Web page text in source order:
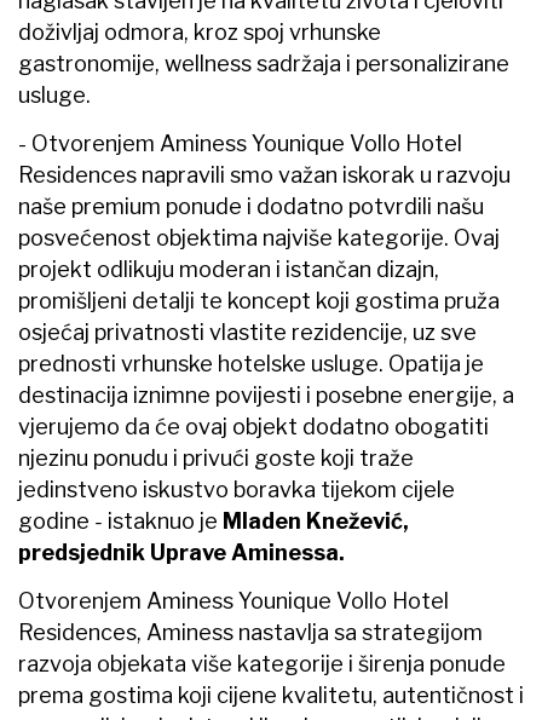
doživljaj odmora, kroz spoj vrhunske
gastronomije, wellness sadržaja i personalizirane
usluge.
- Otvorenjem Aminess Younique Vollo Hotel
Residences napravili smo važan iskorak u razvoju
naše premium ponude i dodatno potvrdili našu
posvećenost objektima najviše kategorije. Ovaj
projekt odlikuju moderan i istančan dizajn,
promišljeni detalji te koncept koji gostima pruža
osjećaj privatnosti vlastite rezidencije, uz sve
prednosti vrhunske hotelske usluge. Opatija je
destinacija iznimne povijesti i posebne energije, a
vjerujemo da će ovaj objekt dodatno obogatiti
njezinu ponudu i privući goste koji traže
jedinstveno iskustvo boravka tijekom cijele
godine - istaknuo je Mladen Knežević,
predsjednik Uprave Aminessa.
Otvorenjem Aminess Younique Vollo Hotel
Residences, Aminess nastavlja sa strategijom
razvoja objekata više kategorije i širenja ponude
prema gostima koji cijene kvalitetu, autentičnost i